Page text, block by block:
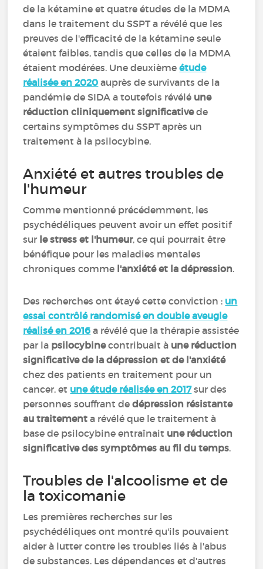
de la kétamine et quatre études de la MDMA
dans le traitement du SSPT a révélé que les
preuves de l'efficacité de la kétamine seule
étaient faibles, tandis que celles de la MDMA
étaient modérées. Une deuxièmeétude
réalisée en 2020 auprès de survivants de la
pandémie de SIDA a toutefois révélé une
réduction cliniquement significativede
certains symptômes du SSPT après un
traitement à la psilocybine.
Anxiété et autres troubles de
l'humeur
Comme mentionné précédemment, les
psychédéliques peuvent avoir un effet positif
sur le stress et l'humeur, ce qui pourrait être
bénéfique pour les maladies mentales
chroniques comme l'anxiété et la dépression.
Des recherches ont étayé cette conviction : un
essai contrôlé randomisé en double aveugle
réalisé en 2016 a révélé que la thérapie assistée
par la psilocybinecontribuait à une réduction
significative de la dépression et de l'anxiété
chez des patients en traitement pour un
cancer, et une étude réalisée en 2017sur des
personnes souffrant dedépression résistante
au traitement a révélé que le traitement à
base de psilocybine entraînait une réduction
significative des symptômes au fil du temps.
Troubles de l'alcoolisme et de
la toxicomanie
Les premières recherches sur les
psychédéliques ont montré qu'ils pouvaient
aider à lutter contre les troubles liés à l'abus
de substances. Les dépendances et d'autres